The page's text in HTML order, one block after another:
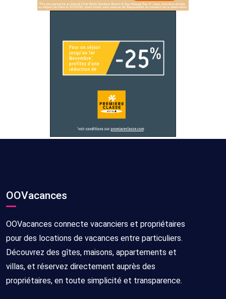
OOVacances
OOVacances connecte vacanciers et propriétaires
pour des locations de vacances entre particuliers.
Découvrez des gîtes, maisons, appartements et
villas, et réservez directement auprès des
propriétaires, en toute simplicité et transparence.